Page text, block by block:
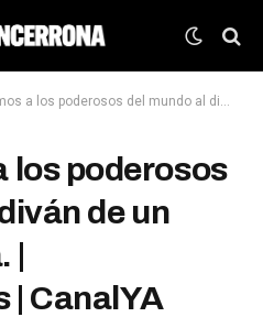
del mundo al diván de un psicoanalista. | Globalnomics | CanalYA
los poderosos
de un
|
| CanalYA